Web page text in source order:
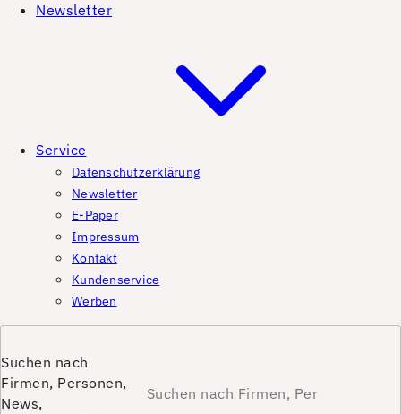
Newsletter
Service
Datenschutzerklärung
Newsletter
E-Paper
Impressum
Kontakt
Kundenservice
Werben
Suchen nach
Firmen, Personen,
News,